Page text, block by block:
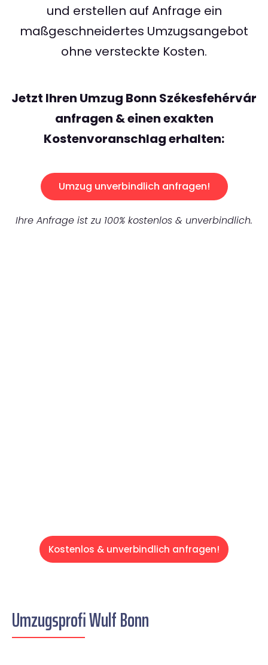
und erstellen auf Anfrage ein
maßgeschneidertes Umzugsangebot
ohne versteckte Kosten.
Jetzt Ihren Umzug Bonn Székesfehérvár
anfragen & einen exakten
Kostenvoranschlag erhalten:
Umzug unverbindlich anfragen!
Ihre Anfrage ist zu 100% kostenlos & unverbindlich.
Kostenlos & unverbindlich anfragen!
Umzugsprofi Wulf Bonn